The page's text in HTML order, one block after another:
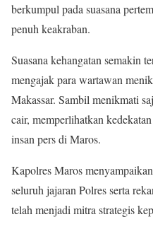
berkumpul pada suasana
penuh keakraban.
Suasana kehangatan semakin
mengajak para wartawan
Makassar. Sambil menikmati
cair, memperlihatkan
insan pers di Maros.
Kapolres Maros
seluruh jajaran Polres serta
telah menjadi mitra strategis